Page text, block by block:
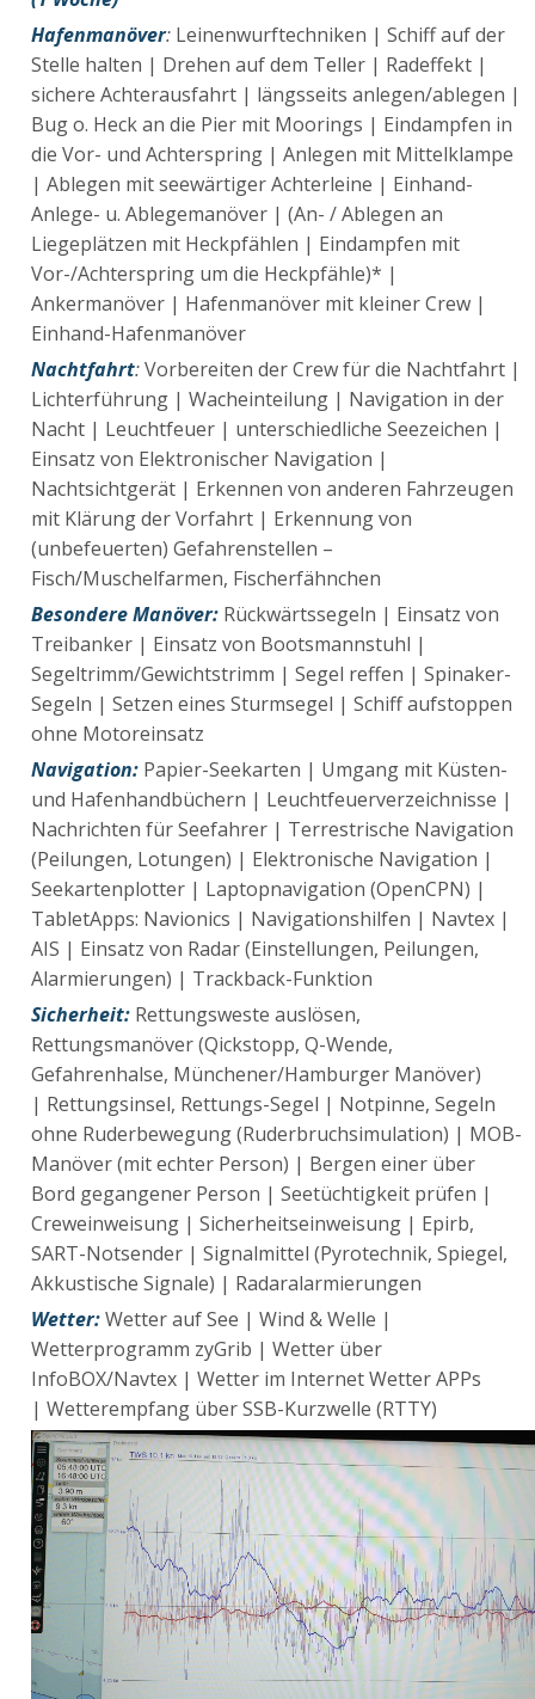
Hafenmanöver: Leinenwurftechniken | Schiff auf der
Stelle halten | Drehen auf dem Teller | Radeffekt |
sichere Achterausfahrt | längsseits anlegen/ablegen |
Bug o. Heck an die Pier mit Moorings | Eindampfen in
die Vor- und Achterspring | Anlegen mit Mittelklampe
| Ablegen mit seewärtiger Achterleine | Einhand-
Anlege- u. Ablegemanöver | (An- / Ablegen an
Liegeplätzen mit Heckpfählen | Eindampfen mit
Vor-/Achterspring um die Heckpfähle)* |
Ankermanöver | Hafenmanöver mit kleiner Crew |
Einhand-Hafenmanöver
Nachtfahrt:Vorbereiten der Crew für die Nachtfahrt |
Lichterführung | Wacheinteilung | Navigation in der
Nacht | Leuchtfeuer | unterschiedliche Seezeichen |
Einsatz von Elektronischer Navigation |
Nachtsichtgerät | Erkennen von anderen Fahrzeugen
mit Klärung der Vorfahrt | Erkennung von
(unbefeuerten) Gefahrenstellen –
Fisch/Muschelfarmen, Fischerfähnchen
Besondere Manöver: Rückwärtssegeln | Einsatz von
Treibanker | Einsatz von Bootsmannstuhl |
Segeltrimm/Gewichtstrimm | Segel reffen | Spinaker-
Segeln | Setzen eines Sturmsegel | Schiff aufstoppen
ohne Motoreinsatz
Navigation: Papier-Seekarten | Umgang mit Küsten-
und Hafenhandbüchern | Leuchtfeuerverzeichnisse |
Nachrichten für Seefahrer | Terrestrische Navigation
(Peilungen, Lotungen) | Elektronische Navigation |
Seekartenplotter | Laptopnavigation (OpenCPN) |
TabletApps: Navionics | Navigationshilfen | Navtex |
AIS | Einsatz von Radar (Einstellungen, Peilungen,
Alarmierungen) | Trackback-Funktion
Sicherheit: Rettungsweste auslösen,
Rettungsmanöver (Qickstopp, Q-Wende,
Gefahrenhalse, Münchener/Hamburger Manöver)
| Rettungsinsel, Rettungs-Segel | Notpinne, Segeln
ohne Ruderbewegung (Ruderbruchsimulation) | MOB-
Manöver (mit echter Person) | Bergen einer über
Bord gegangener Person | Seetüchtigkeit prüfen |
Creweinweisung | Sicherheitseinweisung | Epirb,
SART-Notsender | Signalmittel (Pyrotechnik, Spiegel,
Akkustische Signale) | Radaralarmierungen
Wetter:Wetter auf See | Wind & Welle |
Wetterprogramm zyGrib | Wetter über
InfoBOX/Navtex | Wetter im Internet Wetter APPs
| Wetterempfang über SSB-Kurzwelle (RTTY)